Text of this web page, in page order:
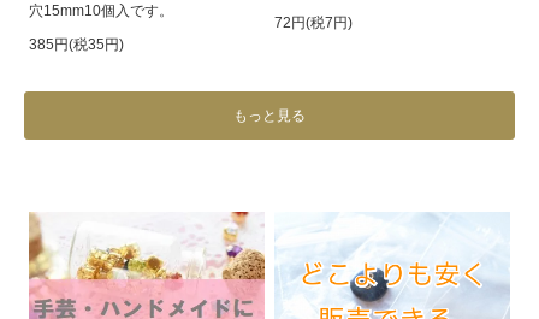
穴15mm10個入です。
385円(税35円)
72円(税7円)
もっと見る